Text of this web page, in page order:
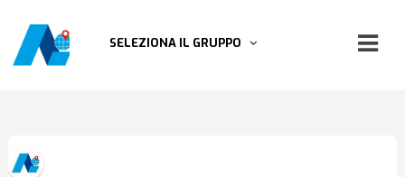
SELEZIONA IL GRUPPO